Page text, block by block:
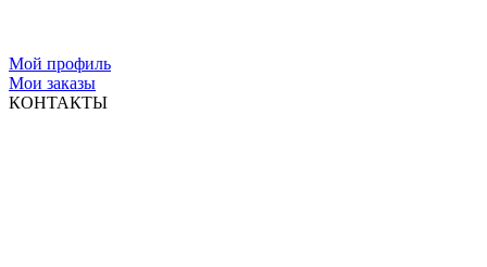
Мой профиль
Мои заказы
КОНТАКТЫ